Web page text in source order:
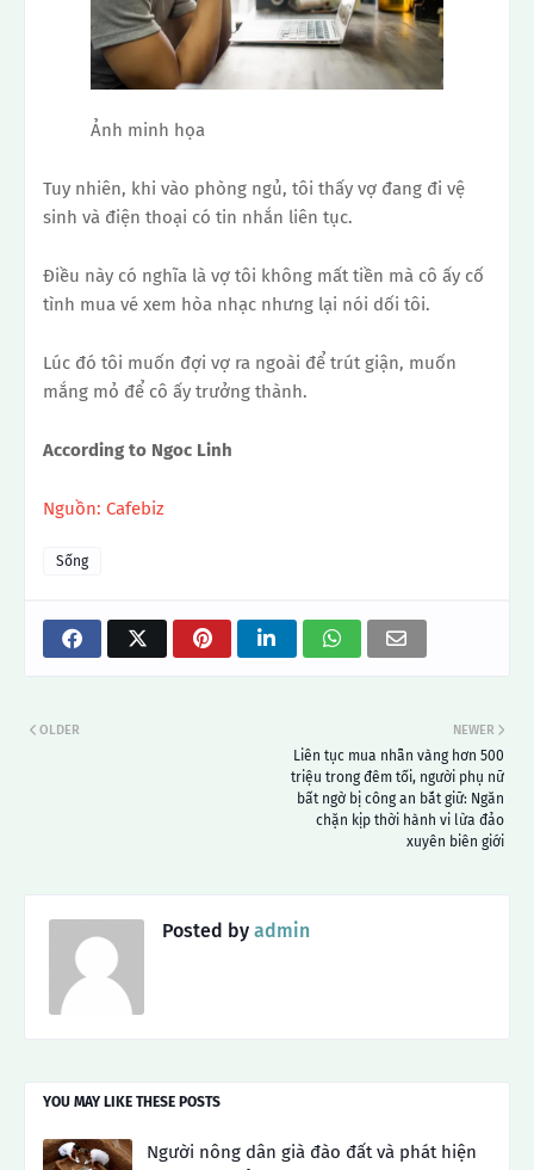
Ảnh minh họa
Tuy nhiên, khi vào phòng ngủ, tôi thấy vợ đang đi vệ
sinh và điện thoại có tin nhắn liên tục.
Điều này có nghĩa là vợ tôi không mất tiền mà cô ấy cố
tình mua vé xem hòa nhạc nhưng lại nói dối tôi.
Lúc đó tôi muốn đợi vợ ra ngoài để trút giận, muốn
mắng mỏ để cô ấy trưởng thành.
According to Ngoc Linh
Nguồn: Cafebiz
Sống
NEWER
Liên tục mua nhẫn vàng hơn 500
triệu trong đêm tối, người phụ nữ
bất ngờ bị công an bắt giữ: Ngăn
chặn kịp thời hành vi lừa đảo
xuyên biên giới
OLDER
Posted by admin
YOU MAY LIKE THESE POSTS
Người nông dân già đào đất và phát hiện